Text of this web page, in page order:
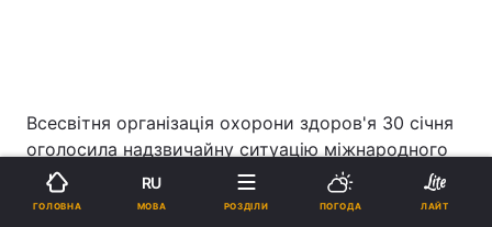
Всесвітня організація охорони здоров'я 30 січня
оголосила надзвичайну ситуацію міжнародного
значення
у зв'язку з поширенням коронавірусу з
Китаю
ГОЛОВНА
RU
МОВА РОЗДІЛИ ПОГОДА ЛАЙТ